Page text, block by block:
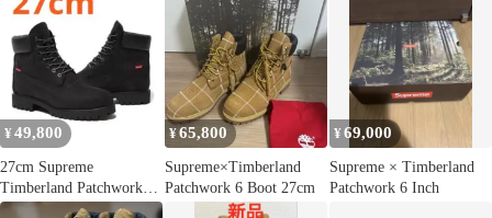
¥ 49,800
27cm Supreme
Timberland Patchwork
25FW
¥65,800
Supreme×Timberland
Patchwork 6 Boot 27cm
¥69,000
Supreme × Timberland
Patchwork 6 Inch